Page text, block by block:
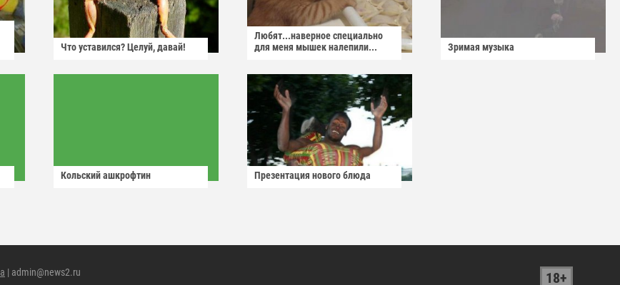
Что уставился? Целуй, давай!
Любят...наверное специально
для меня мышек налепили...
Зримая музыка
Кольский ашкрофтин Презентация нового блюда
| admin@news2.ru 18+